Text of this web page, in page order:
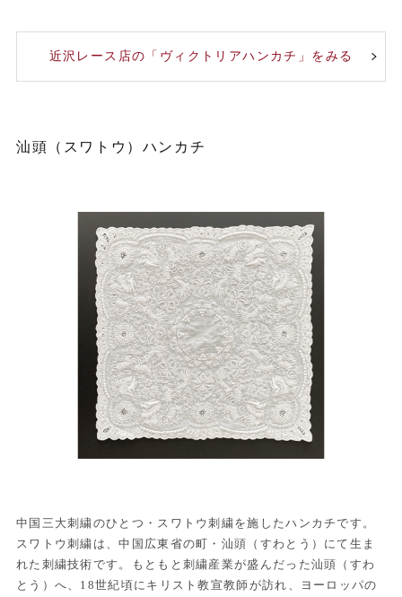
近沢レース店の「ヴィクトリアハンカチ」をみる
汕頭（スワトウ）ハンカチ
中国三大刺繍のひとつ・スワトウ刺繍を施したハンカチです。
スワトウ刺繍は、中国広東省の町・汕頭（すわとう）にて生ま
れた刺繍技術です。もともと刺繍産業が盛んだった汕頭（すわ
とう）へ、18世紀頃にキリスト教宣教師が訪れ、ヨーロッパの